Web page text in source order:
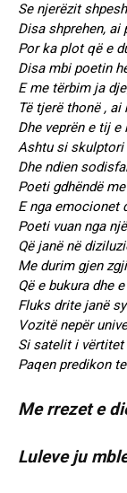
Se njerëzit
Disa shprehen, ai
Por ka plot që e
Disa mbi poetin
E me tërbim ja
Të tjerë thonë ,
Dhe veprën e tij
Ashtu si skulptori
Dhe ndien
Poeti gdhëndë
E nga emocionet
Poeti vuan nga
Që janë në
Me durim gjen
Që e bukura dhe
Fluks drite janë
Vozitë nepër
Si satelit i vërtitet
Paqen predikon
Me rrezet e
Luleve ju